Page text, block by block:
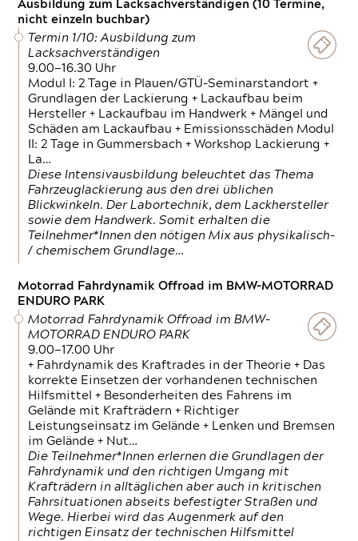
Ausbildung zum Lacksachverständigen (10 Termine,
nicht einzeln buchbar)
Termin 1/10: Ausbildung zum
Lacksachverständigen
9.00—16.30 Uhr
Modul I: 2 Tage in Plauen/GTÜ-Seminarstandort +
Grundlagen der Lackierung + Lackaufbau beim
Hersteller + Lackaufbau im Handwerk + Mängel und
Schäden am Lackaufbau + Emissionsschäden Modul
II: 2 Tage in Gummersbach + Workshop Lackierung +
La…
Diese Intensivausbildung beleuchtet das Thema
Fahrzeuglackierung aus den drei üblichen
Blickwinkeln. Der Labortechnik, dem Lackhersteller
sowie dem Handwerk. Somit erhalten die
Teilnehmer*Innen den nötigen Mix aus physikalisch-
/ chemischem Grundlage…
Motorrad Fahrdynamik Offroad im BMW-MOTORRAD
ENDURO PARK
Motorrad Fahrdynamik Offroad im BMW-
MOTORRAD ENDURO PARK
9.00—17.00 Uhr
+ Fahrdynamik des Kraftrades in der Theorie + Das
korrekte Einsetzen der vorhandenen technischen
Hilfsmittel + Besonderheiten des Fahrens im
Gelände mit Krafträdern + Richtiger
Leistungseinsatz im Gelände + Lenken und Bremsen
im Gelände + Nut…
Die Teilnehmer*Innen erlernen die Grundlagen der
Fahrdynamik und den richtigen Umgang mit
Krafträdern in alltäglichen aber auch in kritischen
Fahrsituationen abseits befestigter Straßen und
Wege. Hierbei wird das Augenmerk auf den
richtigen Einsatz der technischen Hilfsmittel